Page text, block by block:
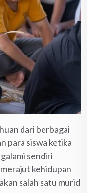
dari berbagai
para siswa ketika
sendiri
kehidupan
salah satu murid